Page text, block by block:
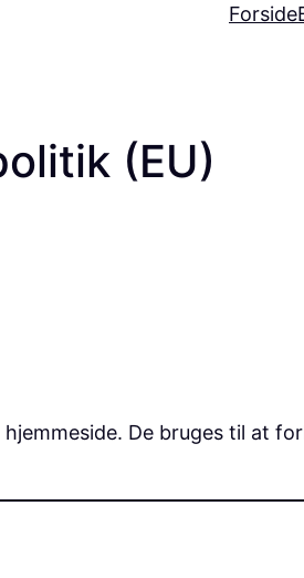
Forside
(EU)
De bruges til at